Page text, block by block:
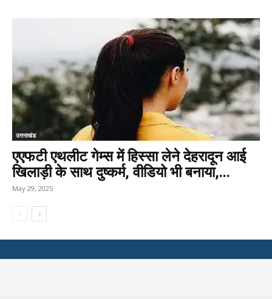
उत्तराखंड
एएफटी एथलीट गेम्स में हिस्सा लेने देहरादून आई
खिलाड़ी के साथ दुष्कर्म, वीडियो भी बनाया,...
May 29, 2025